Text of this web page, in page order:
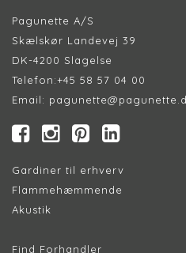
Pagunette A/S
Skælskør Landevej 39
DK-4200 Slagelse
Telefon:+45 58 57 04 00
Email:
Gardiner til erhverv
Flammehæmmende
Akustik
Find Forhandler